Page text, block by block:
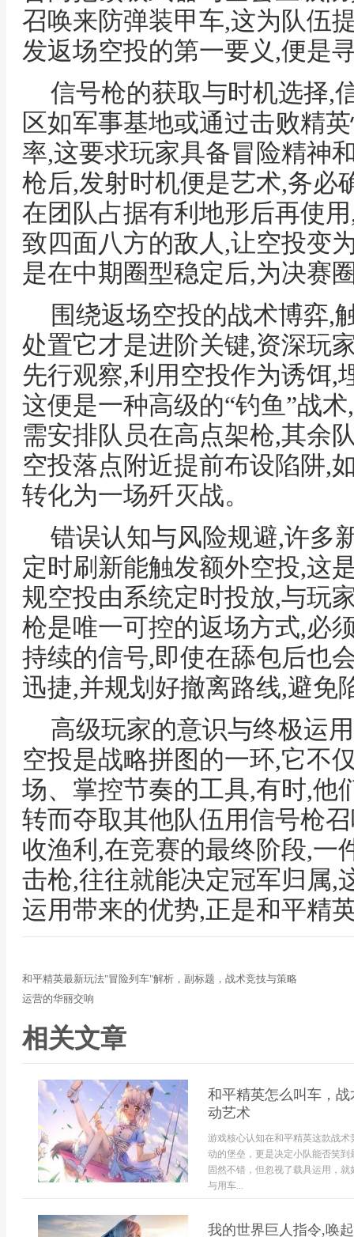
召唤来防弹装甲车,这为队伍
发返场空投的第一要义,便是
信号枪的获取与时机选择,
区如军事基地或通过击败精
率,这要求玩家具备冒险精神
枪后,发射时机便是艺术,务必
在团队占据有利地形后再使
致四面八方的敌人,让空投变
是在中期圈型稳定后,为决赛
围绕返场空投的战术博弈,
处置它才是进阶关键,资深玩
先行观察,利用空投作为诱饵,
这便是一种高级的“钓鱼”战
需安排队员在高点架枪,其余
空投落点附近提前布设陷阱,
转化为一场歼灭战。
错误认知与风险规避,许多
定时刷新能触发额外空投,这
规空投由系统定时投放,与玩
枪是唯一可控的返场方式,必
持续的信号,即使在舔包后也
迅捷,并规划好撤离路线,避免
高级玩家的意识与终极运
空投是战略拼图的一环,它不
场、掌控节奏的工具,有时,他
转而夺取其他队伍用信号枪
收渔利,在竞赛的最终阶段,一
击枪,往往就能决定冠军归属,
运用带来的优势,正是和平精
和平精英最新玩法"冒险列车"解析，副标题，战术竞技与策略
运营的华丽交响
相关文章
和平精英怎么叫车，
动艺术
游戏核心认知在和平精英这款战
动的堡垒，更是决定小队能否笑
固然不错，但忽视了载具运用，
与用车...
我的世界巨人指令,唤